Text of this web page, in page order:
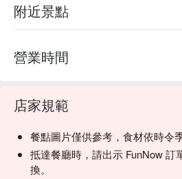
附近景點
營業時間
店家規範
餐點圖片僅供參考，食材依時令
抵達餐廳時，請出示 FunNow 訂
換。